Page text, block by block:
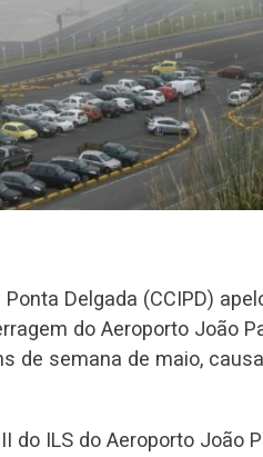
Delgada (CCIPD)
do Aeroporto João
de semana de maio,
do ILS do Aeroporto João